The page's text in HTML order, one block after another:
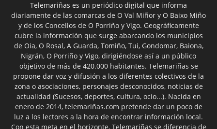
Telemariñas es un periódico digital que informa
diariamente de las comarcas de O Val Miñor y O Baixo Miño
y de los Concellos de O Porriño y Vigo. Geográficamente
cubre la información que surge abarcando los municipios
de Oia, O Rosal, A Guarda, Tomiño, Tui, Gondomar, Baiona,
Nigrán, O Porriño y Vigo, dirigiéndose así a un público
objetivo de más de 420.000 habitantes. Telemariñas se
propone dar voz y difusión a los diferentes colectivos de la
zona o asociaciones, personajes desconocidos, noticias de
actualidad (Sucesos, deportes, cultura, ocio...). Nacida en
enero de 2014, telemariñas.com pretende dar un poco de
luz a los lectores a la hora de encontrar información local.
Con esta meta en el horizonte, Telemariñas se diferencia de